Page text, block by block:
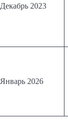
Декабрь 2023
Январь 2026